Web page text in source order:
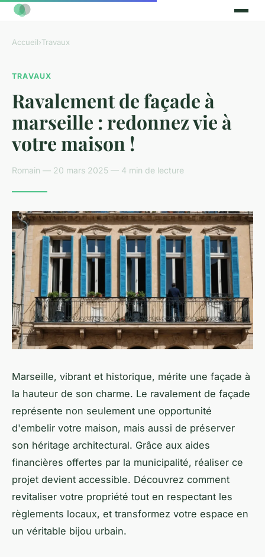
Accueil›Travaux
TRAVAUX
Ravalement de façade à
marseille : redonnez vie à
votre maison !
Romain — 20 mars 2025 — 4 min de lecture
Marseille, vibrant et historique, mérite une façade à
la hauteur de son charme. Le ravalement de façade
représente non seulement une opportunité
d'embelir votre maison, mais aussi de préserver
son héritage architectural. Grâce aux aides
financières offertes par la municipalité, réaliser ce
projet devient accessible. Découvrez comment
revitaliser votre propriété tout en respectant les
règlements locaux, et transformez votre espace en
un véritable bijou urbain.